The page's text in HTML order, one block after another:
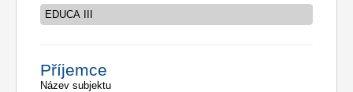
Příjemce
Název subjektu